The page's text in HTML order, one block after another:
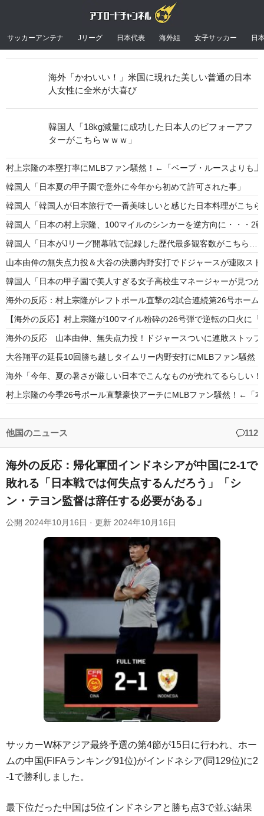
サッカーアンテナ Jリーグ 日本代表 海外組 女子サッカー 日
村上宗隆の本塁打率にMLBファン騒然！←「ベーブ・ルースよりも
韓国人「日本夏の甲子園で意外に今年から初めて許可された事」
韓国人「韓国人が日本旅行で一番美味しいと感じた日本料理がこち
韓国人「日本の村上宗隆、100マイルのシンカーを逆方向に・・・
韓国人「日本がJリーグ開幕戦で記録した歴代最多観客数がこちら
山本由伸の無失点力投＆大谷の決勝内野安打でドジャースが連敗ス
韓国人「日本の甲子園で美人すぎる女子高校生マネージャーが見つ
海外の反応：村上宗隆がレフトポール直撃の2試合連続第26号ホーム
【海外の反応】村上宗隆が100マイル粉砕の26号弾で逆転の口火に
海外の反応 山本由伸、無失点力投！ドジャースついに連敗ストップ
大谷翔平の延長10回勝ち越しタイムリー内野安打にMLBファン騒然
海外「今年、夏の暑さが厳しい日本でこんなものが売れてるらしい
村上宗隆の今季26号ポール直撃豪快アーチにMLBファン騒然！←「
海外「なんてこった！」日本とドイツの病院食のあまりの差に海外が
Powered by livedoor 相互RSS
海外「かわいい！」米国に現れた美しい普通の日本
人女性に全米が大喜び
韓国人「18kg減量に成功した日本人のビフォーアフ
ターがこちらｗｗｗ」
他国のニュース 112
海外の反応：帰化軍団インドネシアが中国に2-1で
敗れる「日本戦では何失点するんだろう」「シ
ン・テヨン監督は辞任する必要がある」
公開 2024年10月16日 · 更新 2024年10月16日
サッカーW杯アジア最終予選の第4節が15日に行われ、ホー
ムの中国(FIFAランキング91位)がインドネシア(同129位)に2
-1で勝利しました。
最下位だった中国は5位インドネシアと勝ち点3で並ぶ結果